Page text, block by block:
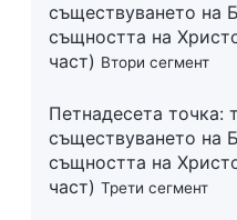
съществуването на
същността на
част) Втори сегмент
Петнадесета точка:
съществуването на
същността на
част) Трети сегмент